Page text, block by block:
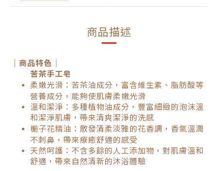
商品描述
｜商品特色｜
苦茶手工皂
柔嫩光滑：苦茶油成分，富含維生素、脂肪酸等
營養成分，能夠使肌膚柔嫩光滑
溫和潔淨：多種植物油成分，豐富細緻的泡沫溫
和潔淨肌膚，帶來清爽潔淨的洗感
梔子花精油：散發清柔淡雅的花香調，香氣溫潤
不刺鼻，帶來療癒舒適的感受
天然呵護：不含多餘的人工添加物，對肌膚溫和
舒適，帶來自然清新的沐浴體驗